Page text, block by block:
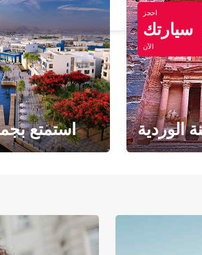
LOME - TOGO
استمتع
احجز
سيارتك
الآن
الوردية